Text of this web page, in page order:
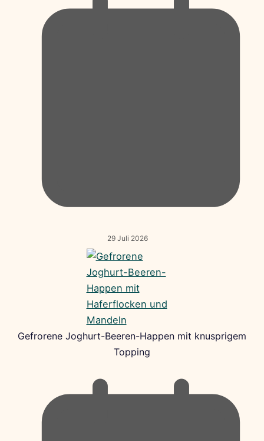
29 Juli 2026
Gefrorene Joghurt-Beeren-Happen mit knusprigem
Topping